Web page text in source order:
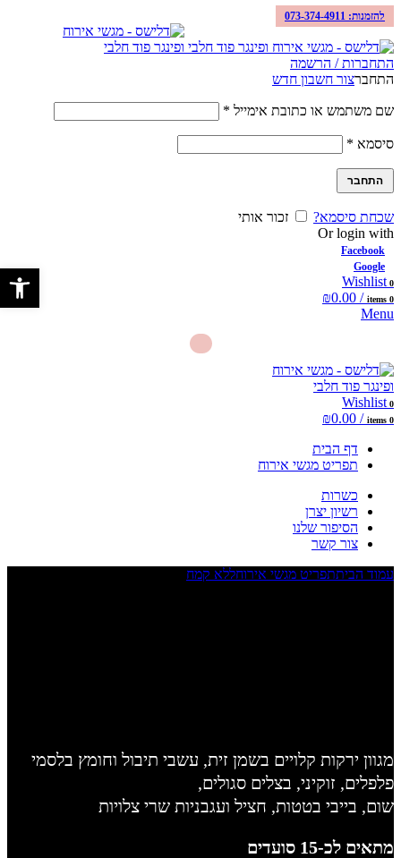
להזמנות: 073-374-4911
התחברות / הרשמה
התחברצור חשבון חדש
שם משתמש או כתובת אימייל *
סיסמא *
התחבר
שכחת סיסמא?
זכור אותי
Or login with
Facebook
Google
0
Wishlist
0
items
/
₪0.00
Menu
0
Wishlist
0
items
/
₪0.00
דף הבית
תפריט מגשי אירוח
כשרות
רשיון יצרן
הסיפור שלנו
צור קשר
עמוד הביתתפריט מגשי אירוחללא קמח
מגוון ירקות קלויים בשמן זית, עשבי תיבול וחומץ בלסמי
פלפלים, זוקיני, בצלים סגולים,
שום, בייבי בטטות, חציל ועגבניות שרי צלויות
מתאים לכ-15 סועדים
פתח